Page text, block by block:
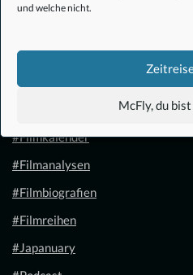
und welche nicht.
McFly, du
#Anime
#Filmkalender
#Filmanalysen
#Filmbiografien
#Filmreihen
#Japanuary